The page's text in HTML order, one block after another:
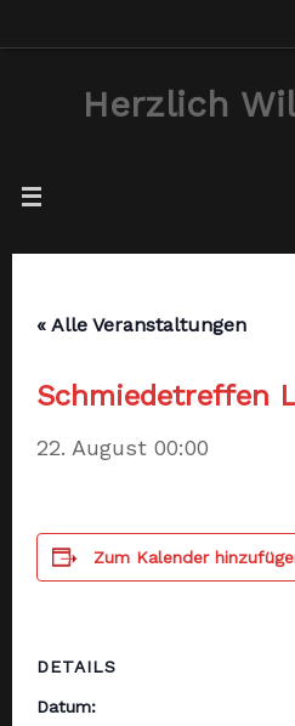
Herzlich
« Alle Veranstaltungen
Schmiedetreffen
22. August 00:00
Zum Kalender
DETAILS
Datum: